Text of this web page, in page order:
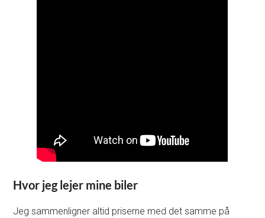
Hvor jeg lejer mine biler
Jeg sammenligner altid priserne med det samme på